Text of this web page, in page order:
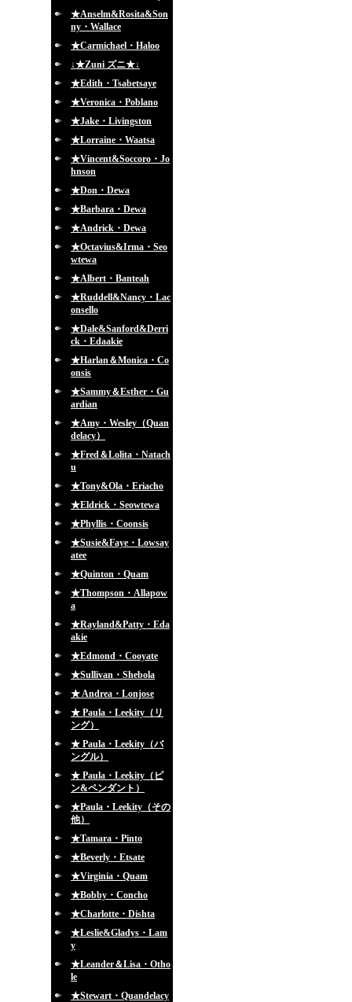
★Anselm&Rosita&Son
ny・Wallace
★Carmichael・Haloo
↓★Zuni ズニ★↓
★Edith・Tsabetsaye
★Veronica・Poblano
★Jake・Livingston
★Lorraine・Waatsa
★Vincent&Soccoro・Jo
hnson
★Don・Dewa
★Barbara・Dewa
★Andrick・Dewa
★Octavius&Irma・Seo
wtewa
★Albert・Banteah
★Ruddell&Nancy・Lac
onsello
★Dale&Sanford&Derri
ck・Edaakie
★Harlan＆Monica・Co
onsis
★Sammy＆Esther・Gu
ardian
★Amy・Wesley（Quan
delacy）
★Fred＆Lolita・Natach
u
★Tony&Ola・Eriacho
★Eldrick・Seowtewa
★Phyllis・Coonsis
★Susie&Faye・Lowsay
atee
★Quinton・Quam
★Thompson・Allapow
a
★Rayland&Patty・Eda
akie
★Edmond・Cooyate
★Sullivan・Shebola
★ Andrea・Lonjose
★ Paula・Leekity（リ
ング）
★ Paula・Leekity（バ
ングル）
★ Paula・Leekity（ピ
ン&ペンダント）
★Paula・Leekity（その
他）
★Tamara・Pinto
★Beverly・Etsate
★Virginia・Quam
★Bobby・Concho
★Charlotte・Dishta
★Leslie&Gladys・Lam
y
★Leander＆Lisa・Otho
le
★Stewart・Quandelacy